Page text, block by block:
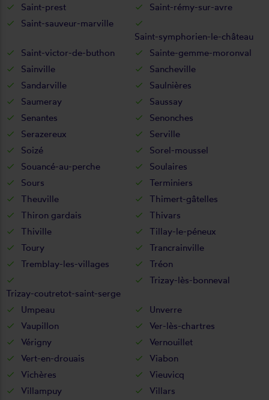
Saint-prest
Saint-rémy-sur-avre
Saint-sauveur-marville
Saint-symphorien-le-château
Saint-victor-de-buthon
Sainte-gemme-moronval
Sainville
Sancheville
Sandarville
Saulnières
Saumeray
Saussay
Senantes
Senonches
Serazereux
Serville
Soizé
Sorel-moussel
Souancé-au-perche
Soulaires
Sours
Terminiers
Theuville
Thimert-gâtelles
Thiron gardais
Thivars
Thiville
Tillay-le-péneux
Toury
Trancrainville
Tremblay-les-villages
Tréon
Trizay-coutretot-saint-serge
Trizay-lès-bonneval
Umpeau
Unverre
Vaupillon
Ver-lès-chartres
Vérigny
Vernouillet
Vert-en-drouais
Viabon
Vichères
Vieuvicq
Villampuy
Villars